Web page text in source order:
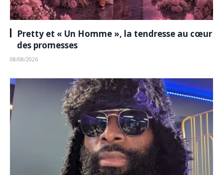
Pretty et « Un Homme », la tendresse au cœur
des promesses
08/08/2026